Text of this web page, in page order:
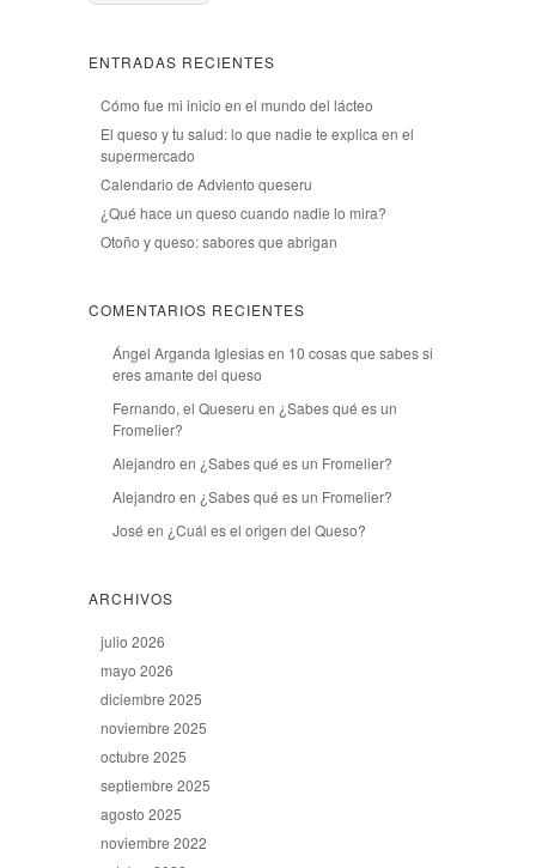
ENTRADAS RECIENTES
Cómo fue mi inicio en el mundo del lácteo
El queso y tu salud: lo que nadie te explica en el
supermercado
Calendario de Adviento queseru
¿Qué hace un queso cuando nadie lo mira?
Otoño y queso: sabores que abrigan
COMENTARIOS RECIENTES
Ángel Arganda Iglesiasen 10 cosas que sabes si
eres amante del queso
Fernando, el Queseru en ¿Sabes qué es un
Fromelier?
Alejandro en ¿Sabes qué es un Fromelier?
Alejandro en ¿Sabes qué es un Fromelier?
José en ¿Cuál es el origen del Queso?
ARCHIVOS
julio 2026
mayo 2026
diciembre 2025
noviembre 2025
octubre 2025
septiembre 2025
agosto 2025
noviembre 2022